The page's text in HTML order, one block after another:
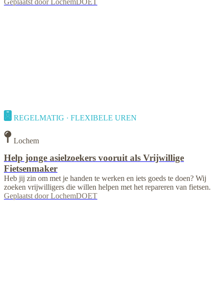
Geplaatst door LochemDOET
REGELMATIG · FLEXIBELE UREN
Lochem
Help jonge asielzoekers vooruit als Vrijwillige
Fietsenmaker
Heb jij zin om met je handen te werken en iets goeds te doen? Wij
zoeken vrijwilligers die willen helpen met het repareren van fietsen.
Geplaatst door LochemDOET